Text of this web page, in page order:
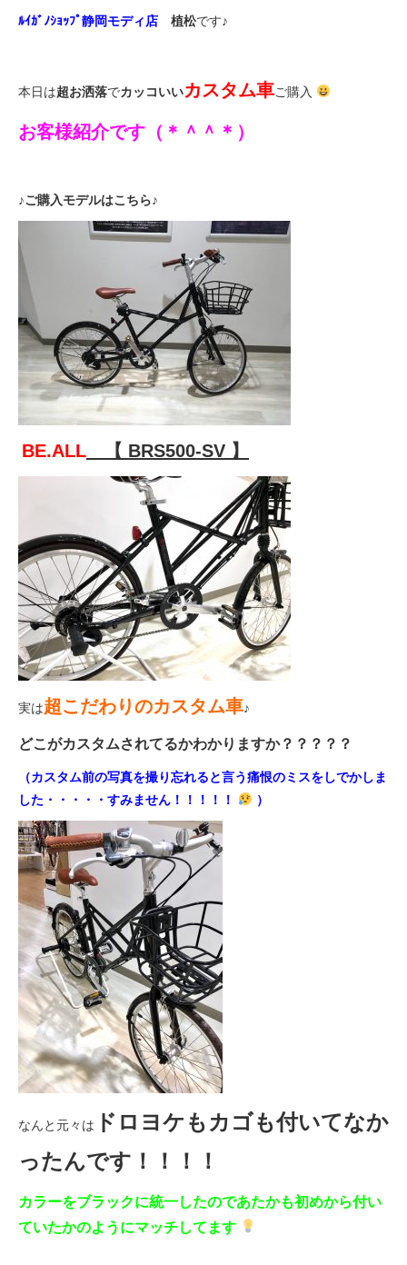
イベント
特集
メディア
求人情報
募集中の求人情報
法人様向け割引
その他
お問い合わせ
個人情報保護
ﾙｲｶﾞﾉｼｮｯﾌﾟ静岡モディ店 植松です♪
本日は超お洒落でカッコいいカスタム車ご購入
お客様紹介です（＊＾＾＊）
♪ご購入モデルはこちら♪
BE.ALL 【 BRS500-SV 】
実は超こだわりのカスタム車♪
どこがカスタムされてるかわかりますか？？？？？
（カスタム前の写真を撮り忘れると言う痛恨のミスをしでかしま
した・・・・・すみません！！！！！
）
なんと元々は ドロヨケもカゴも付いてなか
ったんです！！！！
カラーをブラックに統一したのであたかも初めから付い
ていたかのようにマッチしてます